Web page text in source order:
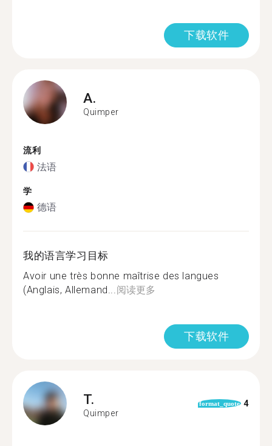
下载软件
A.
Quimper
流利
法语
学
德语
我的语言学习目标
Avoir une très bonne maîtrise des langues
(Anglais, Allemand...阅读更多
下载软件
T.
Quimper
format_quote 4